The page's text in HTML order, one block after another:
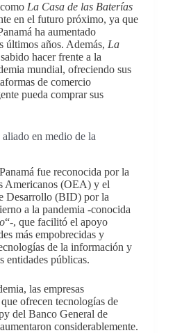
La Casa de las Baterías
en el futuro próximo, ya que
ha aumentado
últimos años. Además, La
hacer frente a la
mundial, ofreciendo sus
de comercio
pueda comprar sus
en medio de la
fue reconocida por la
Americanos (OEA) y el
Desarrollo (BID) por la
a la pandemia -conocida
“-, que facilitó el apoyo
más empobrecidas y
de la información y
entidades públicas.
las empresas
ofrecen tecnologías de
del Banco General de
considerablemente.